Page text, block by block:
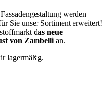
werden
Sie unser Sortiment erweitert!
das neue
von Zambelli an.
lagermäßig.